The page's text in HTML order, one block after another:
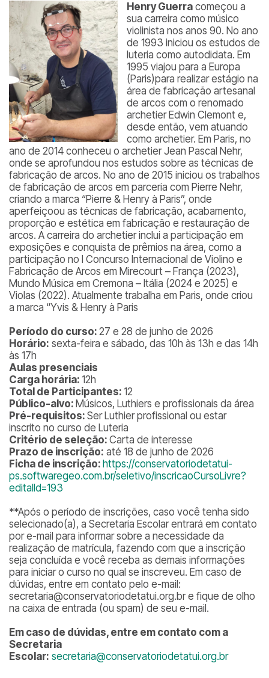
Henry Guerra começou a
sua carreira como músico
violinista nos anos 90. No ano
de 1993 iniciou os estudos de
luteria como autodidata. Em
1995 viajou para a Europa
(Paris)para realizar estágio na
área de fabricação artesanal
de arcos com o renomado
archetier Edwin Clemont e,
desde então, vem atuando
como archetier. Em Paris, no
ano de 2014 conheceu o archetier Jean Pascal Nehr,
onde se aprofundou nos estudos sobre as técnicas de
fabricação de arcos. No ano de 2015 iniciou os trabalhos
de fabricação de arcos em parceria com Pierre Nehr,
criando a marca “Pierre & Henry à Paris”, onde
aperfeiçoou as técnicas de fabricação, acabamento,
proporção e estética em fabricação e restauração de
arcos. A carreira do archetier inclui a participação em
exposições e conquista de prêmios na área, como a
participação no I Concurso Internacional de Violino e
Fabricação de Arcos em Mirecourt – França (2023),
Mundo Música em Cremona – Itália (2024 e 2025) e
Violas (2022). Atualmente trabalha em Paris, onde criou
a marca “Yvis & Henry à Paris
Período do curso: 27 e 28 de junho de 2026
Horário: sexta-feira e sábado, das 10h às 13h e das 14h
às 17h
Aulas presenciais
Carga horária: 12h
Total de Participantes: 12
Público-alvo: Músicos, Luthiers e profissionais da área
Pré-requisitos: Ser Luthier profissional ou estar
inscrito no curso de Luteria
Critério de seleção: Carta de interesse
Prazo de inscrição: até 18 de junho de 2026
Ficha de inscrição: https://conservatoriodetatui-
ps.softwaregeo.com.br/seletivo/inscricaoCursoLivre?
editalId=193
**Após o período de inscrições, caso você tenha sido
selecionado(a), a Secretaria Escolar entrará em contato
por e-mail para informar sobre a necessidade da
realização de matrícula, fazendo com que a inscrição
seja concluída e você receba as demais informações
para iniciar o curso no qual se inscreveu. Em caso de
dúvidas, entre em contato pelo e-mail:
secretaria@conservatoriodetatui.org.br e fique de olho
na caixa de entrada (ou spam) de seu e-mail.
Em caso de dúvidas, entre em contato com a
Secretaria
Escolar: secretaria@conservatoriodetatui.org.br